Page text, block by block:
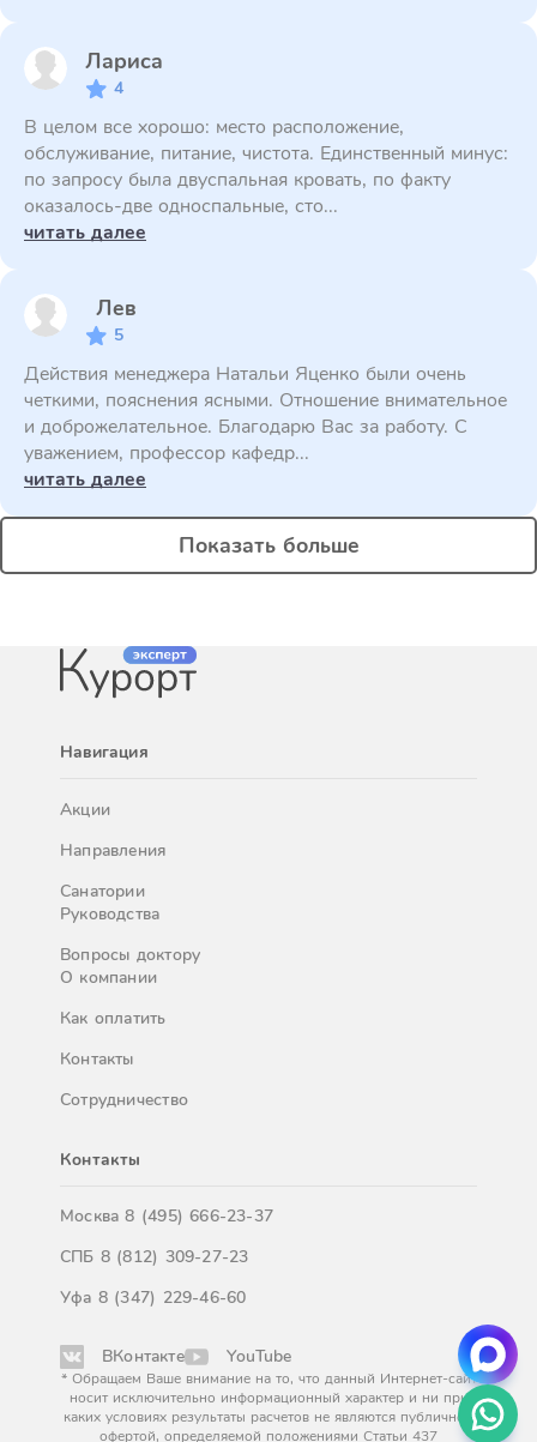
Лариса
4
В целом все хорошо: место расположение,
обслуживание, питание, чистота. Единственный минус:
по запросу была двуспальная кровать, по факту
оказалось-две односпальные, сто...
читать далее
Лев
5
Действия менеджера Натальи Яценко были очень
четкими, пояснения ясными. Отношение внимательное
и доброжелательное. Благодарю Вас за работу. С
уважением, профессор кафедр...
читать далее
Показать больше
Навигация
Акции
Направления
Санатории
Руководства
Вопросы доктору
О компании
Как оплатить
Контакты
Сотрудничество
Контакты
Москва8 (495) 666-23-37
СПБ 8 (812) 309-27-23
Уфа 8 (347) 229-46-60
ВКонтакте YouTube
* Обращаем Ваше внимание на то, что данный Интернет-сайт
носит исключительно информационный характер и ни при
каких условиях результаты расчетов не являются публичной
офертой, определяемой положениями Статьи 437